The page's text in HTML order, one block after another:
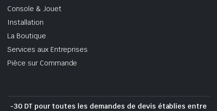
Console & Jouet
Installation
La Boutique
Services aux Entreprises
Pièce sur Commande
-30 DT pour toutes les demandes de devis établies entre